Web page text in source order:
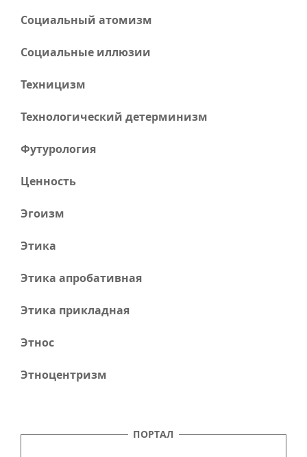
Социальный атомизм
Социальные иллюзии
Техницизм
Технологический детерминизм
Футурология
Ценность
Эгоизм
Этика
Этика апробативная
Этика прикладная
Этнос
Этноцентризм
ПОРТАЛ